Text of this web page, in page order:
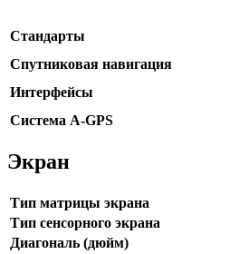
Стандарты
Спутниковая навигация
Интерфейсы
Cистема A-GPS
Экран
Тип матрицы экрана
Тип сенсорного экрана
Диагональ (дюйм)